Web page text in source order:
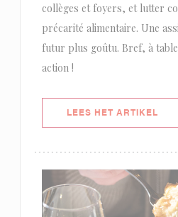
collèges et foyers, et lutter
précarité alimentaire. Une
futur plus goûtu. Bref, à
action !
LEES HET ARTIKEL